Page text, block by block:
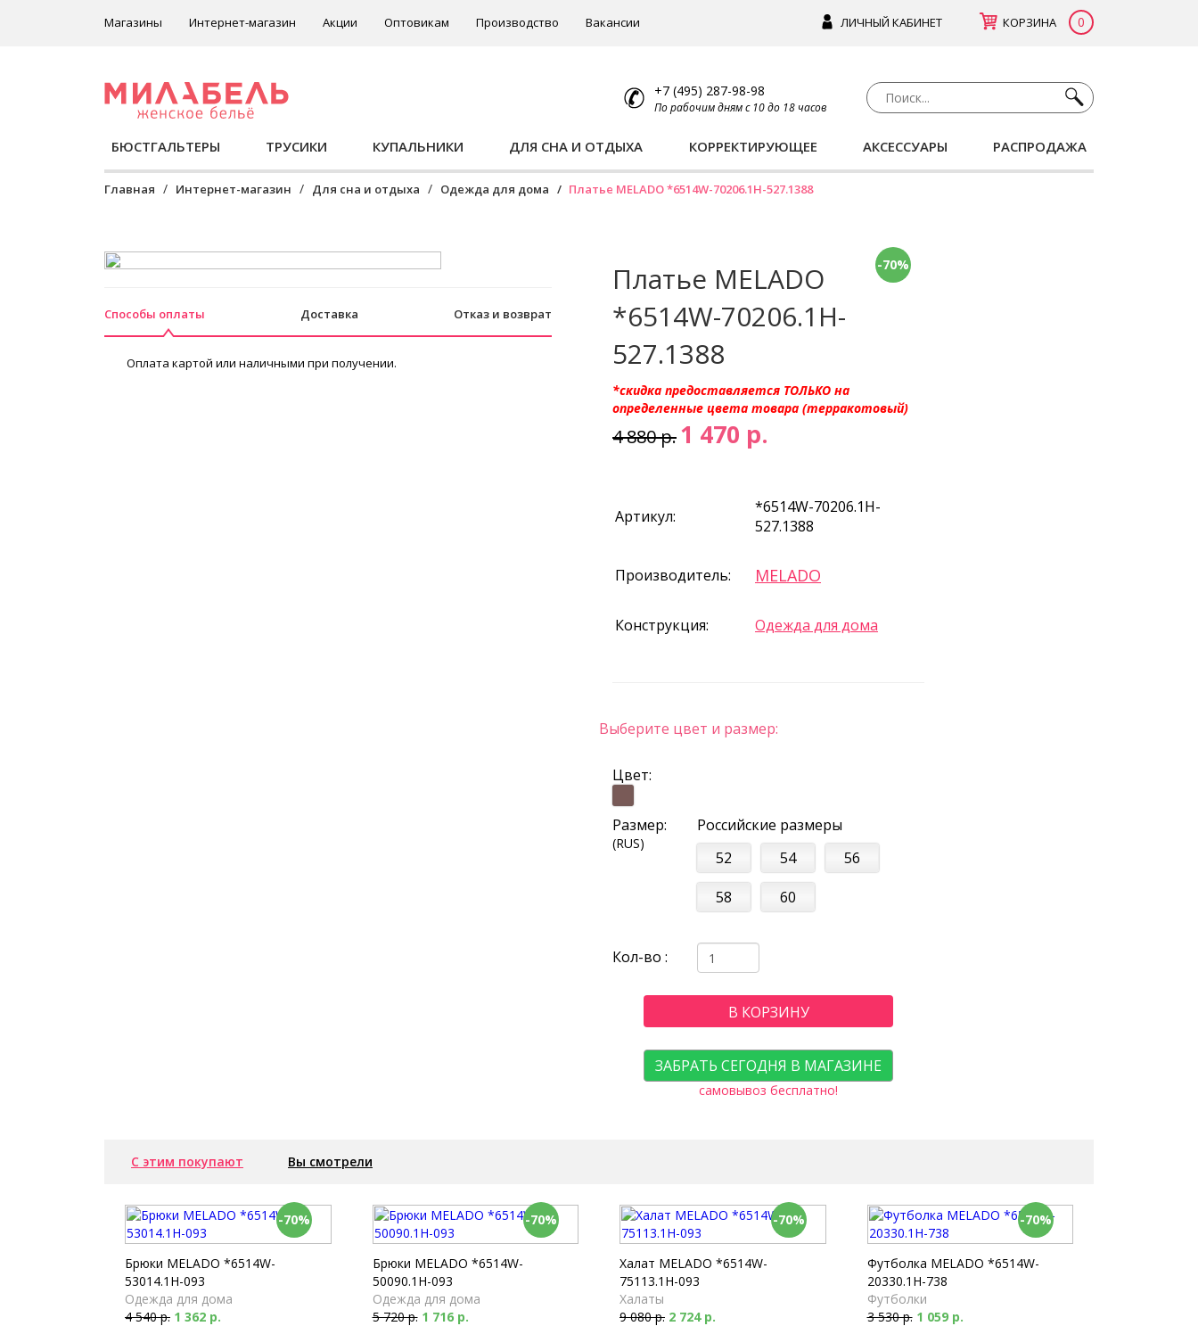
ЛИЧНЫЙ КАБИНЕТ КОРЗИНА 0
Магазины Интернет-магазин Акции Оптовикам Производство Вакансии
+7 (495) 287-98-98
По рабочим дням с 10 до 18 часов
БЮСТГАЛЬТЕРЫ ТРУСИКИ КУПАЛЬНИКИ ДЛЯ СНА И ОТДЫХА КОРРЕКТИРУЮЩЕЕ АКСЕССУАРЫ РАСПРОДАЖА
Главная Интернет-магазин Для сна и отдыха Одежда для дома Платье MELADO *6514W-70206.1H-527.1388
Способы оплаты Доставка Отказ и возврат
Оплата картой или наличными при получении.
-70%
Платье MELADO
*6514W-70206.1H-
527.1388
*скидка предоставляется ТОЛЬКО на
определенные цвета товара (терракотовый)
4 880 р.1 470 р.
Артикул:
*6514W-70206.1H-
527.1388
Производитель: MELADO
Конструкция: Одежда для дома
Выберите цвет и размер:
Цвет:
Размер:
(RUS)
Российские размеры
52
54
56
58
60
Кол-во :
В КОРЗИНУ
ЗАБРАТЬ СЕГОДНЯ В МАГАЗИНЕ
самовывоз бесплатно!
С этим покупают Вы смотрели
-70%
Брюки MELADO *6514W-
53014.1H-093
Одежда для дома
4 540 р. 1 362 р.
-70%
Брюки MELADO *6514W-
50090.1H-093
Одежда для дома
5 720 р. 1 716 р.
-70%
Халат MELADO *6514W-
75113.1H-093
Халаты
9 080 р. 2 724 р.
-70%
Футболка MELADO *6514W-
20330.1H-738
Футболки
3 530 р. 1 059 р.